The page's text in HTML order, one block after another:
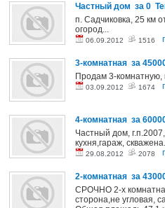
Частный дом за 0
п. Садчиковка, 25 км
огород...
06.09.2012 1516
3-комнатная за
Продам 3-комнатную,
03.09.2012 1674
4-комнатная за
Частный дом,
кухня,гараж,
29.08.2012 2078
2-комнатная за
СРОЧНО 2-х
сторона,не угловая,